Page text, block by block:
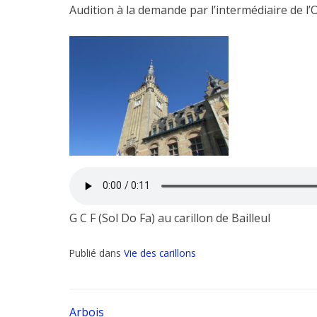
Audition à la demande par l’intermédiaire de
G C F (Sol Do Fa) au carillon de Bailleul
Publié dans Vie des carillons
Arbois